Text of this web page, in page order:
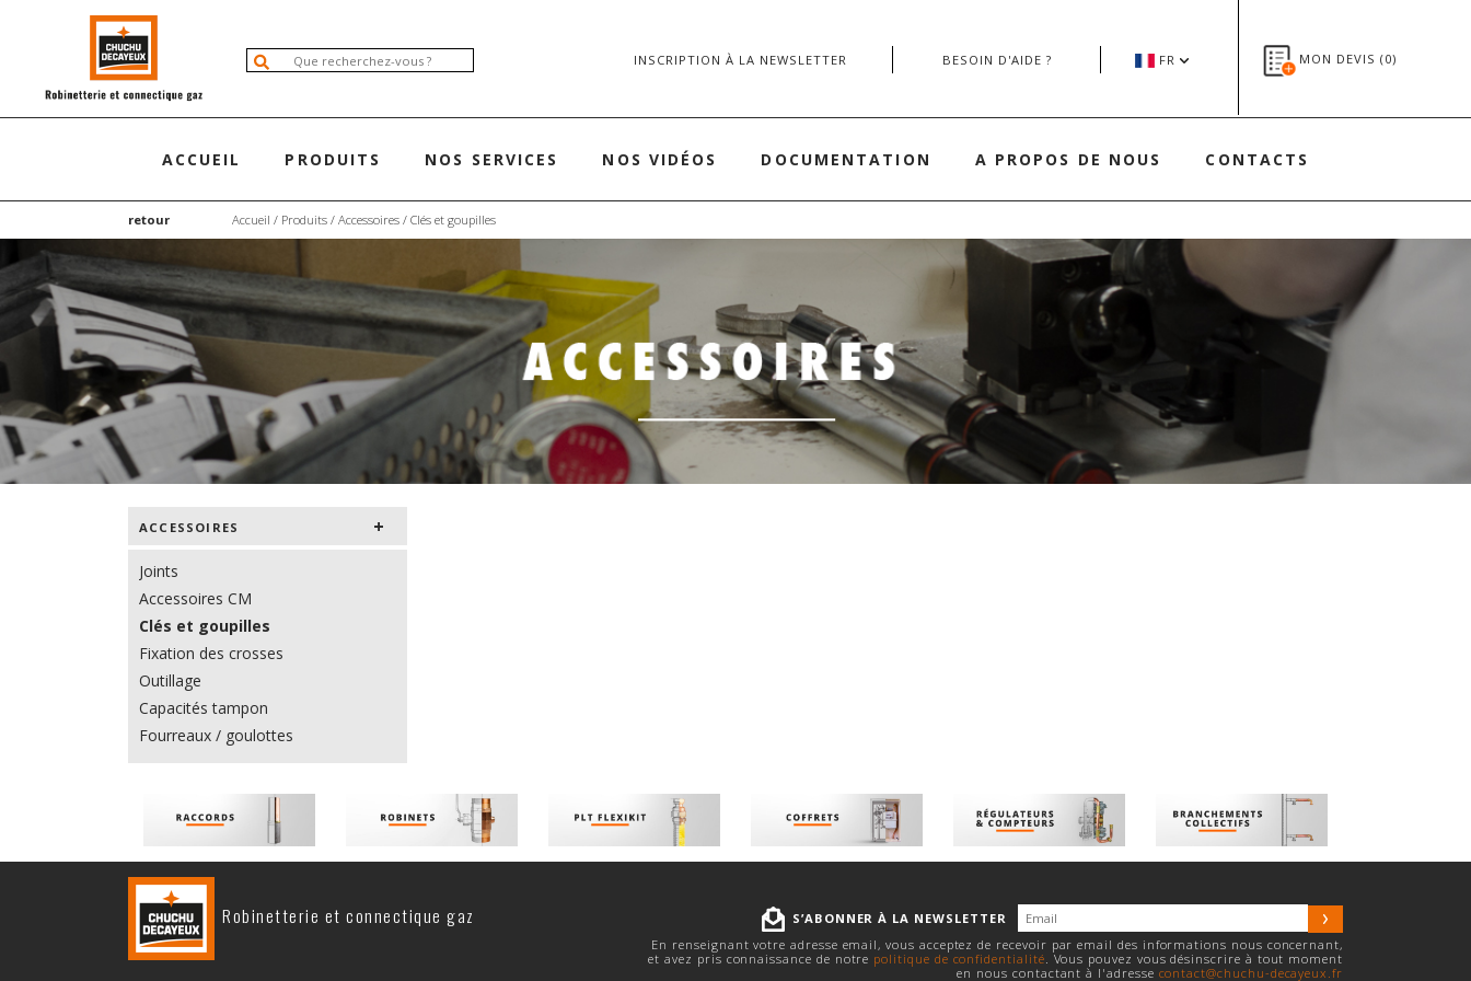
INSCRIPTION À LA NEWSLETTER BESOIN D'AIDE ? FR MON DEVIS (0)
ACCUEIL PRODUITS NOS SERVICES NOS VIDÉOS DOCUMENTATION A PROPOS DE NOUS CONTACTS
retour Accueil / Produits / Accessoires / Clés et goupilles
ACCESSOIRES
Joints
Accessoires CM
Clés et goupilles
Fixation des crosses
Outillage
Capacités tampon
Fourreaux / goulottes
Robinetterie et connectique gaz
S’ABONNER À LA NEWSLETTER
En renseignant votre adresse email, vous acceptez de recevoir par email des informations nous concernant,
et avez pris connaissance de notre politique de confidentialité . Vous pouvez vous désinscrire à tout moment
en nous contactant à l'adresse contact@chuchu-decayeux.fr